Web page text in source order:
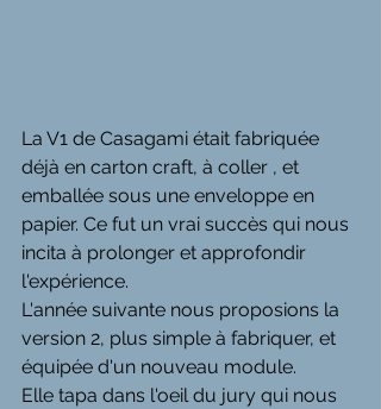
La V1 de Casagami était fabriquée
déjà en carton craft, à coller , et
emballée sous une enveloppe en
papier. Ce fut un vrai succès qui nous
incita à prolonger et approfondir
l'expérience.
L'année suivante nous proposions la
version 2, plus simple à fabriquer, et
équipée d'un nouveau module.
Elle tapa dans l'oeil du jury qui nous